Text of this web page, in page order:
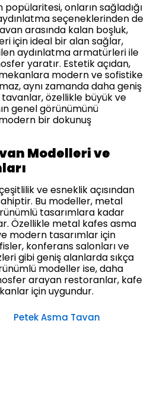
onların sağladığı
seçeneklerinden de
arasında kalan boşluk,
için ideal bir alan sağlar,
aydınlatma armatürleri ile
yaratır. Estetik açıdan,
modern ve sofistike
aynı zamanda daha geniş
tavanlar, özellikle büyük ve
genel görünümünü
bir dokunuş
Modelleri ve
ve esneklik açısından
Bu modeller, metal
tasarımlara kadar
Özellikle metal kafes asma
modern tasarımlar için
konferans salonları ve
gibi geniş alanlarda sıkça
modeller ise, daha
arayan restoranlar, kafe
için uygundur.
Petek Asma Tavan